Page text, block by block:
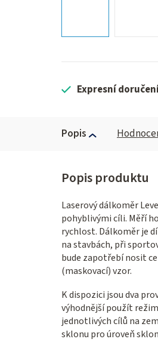
Expresní
Popis
Laserový dálkoměr
pohyblivými cíli. Měří
rychlost. Dálkoměr je
na stavbách, při
bude zapotřebí nosit
(maskovací) vzor.
K dispozici jsou dva
výhodnější použít
jednotlivých cílů na
sklonu pro úroveň